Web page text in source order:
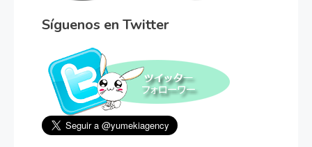
Síguenos en Twitter